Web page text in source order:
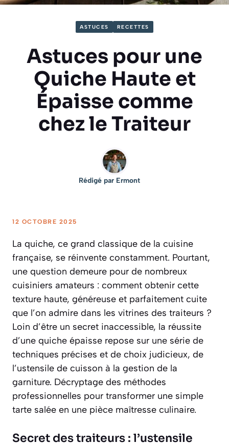
ASTUCES RECETTES
Astuces pour une
Quiche Haute et
Épaisse comme
chez le Traiteur
Rédigé par Ermont
12 OCTOBRE 2025
La quiche, ce grand classique de la cuisine
française, se réinvente constamment. Pourtant,
une question demeure pour de nombreux
cuisiniers amateurs : comment obtenir cette
texture haute, généreuse et parfaitement cuite
que l’on admire dans les vitrines des traiteurs ?
Loin d’être un secret inaccessible, la réussite
d’une quiche épaisse repose sur une série de
techniques précises et de choix judicieux, de
l’ustensile de cuisson à la gestion de la
garniture. Décryptage des méthodes
professionnelles pour transformer une simple
tarte salée en une pièce maîtresse culinaire.
Secret des traiteurs : l’ustensile